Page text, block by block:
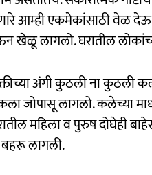
आम्ही एकमेकांसाठी वेळ
खेळू लागलो. घरातील
अंगी कुठली ना
जोपासू लागलो. कलेच्या
महिला व पुरुष दोघेही
लागली.